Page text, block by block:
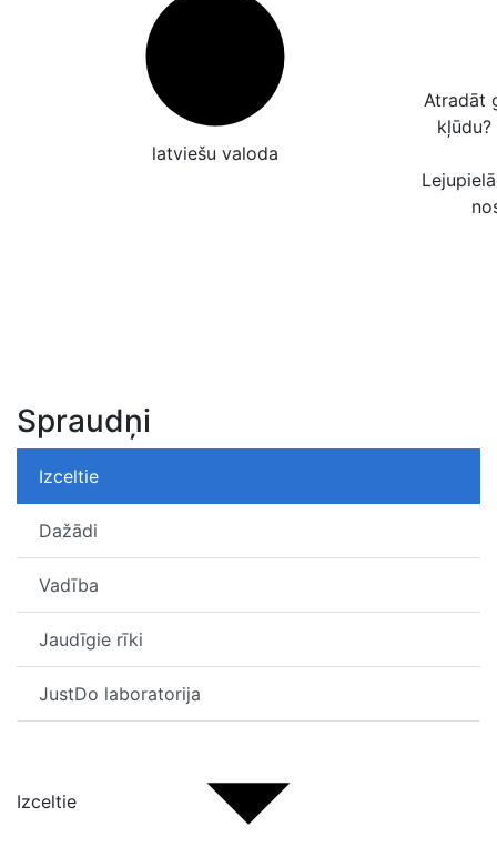
latviešu valoda
Atradāt
kļūdu?
Spraudņi
Izceltie
Dažādi
Vadība
Jaudīgie rīki
JustDo laboratorija
Izceltie